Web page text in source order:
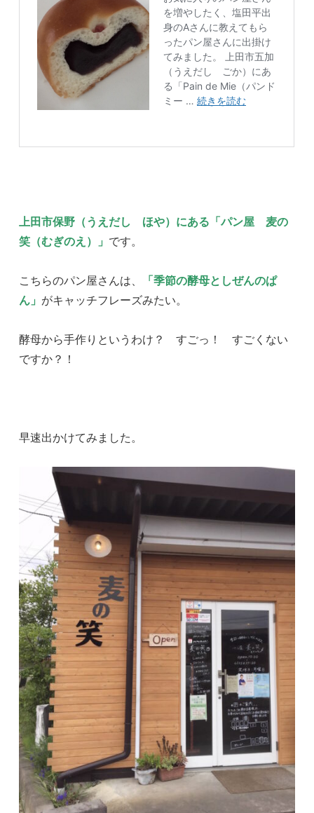
上田市保野（うえだし ほや）にある「パン屋 麦の
笑（むぎのえ）」 です。
こちらのパン屋さんは、
「季節の酵母としぜんのぱ
ん」 がキャッチフレーズみたい。
酵母から手作りというわけ？ すごっ！ すごくない
ですか？！
早速出かけてみました。